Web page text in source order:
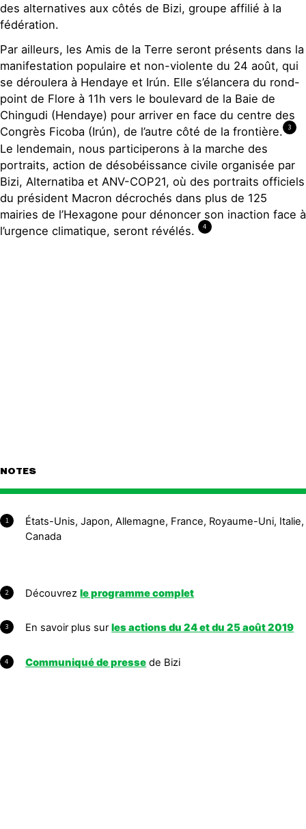
des alternatives aux côtés de Bizi, groupe affilié à la
fédération.
Par ailleurs, les Amis de la Terre seront présents dans la
manifestation populaire et non-violente du 24 août, qui
se déroulera à Hendaye et Irún. Elle s’élancera du rond-
point de Flore à 11h vers le boulevard de la Baie de
Chingudi (Hendaye) pour arriver en face du centre des
Congrès Ficoba (Irún), de l’autre côté de la frontière.
3
Le lendemain, nous participerons à la marche des
portraits, action de désobéissance civile organisée par
Bizi, Alternatiba et ANV-COP21, où des portraits officiels
du président Macron décrochés dans plus de 125
mairies de l’Hexagone pour dénoncer son inaction face à
l’urgence climatique, seront révélés.
4
NOTES
1
États-Unis, Japon, Allemagne, France, Royaume-Uni, Italie,
Canada
2 Découvrezle programme complet
3 En savoir plus sur les actions du 24 et du 25 août 2019
4 Communiqué de presse de Bizi